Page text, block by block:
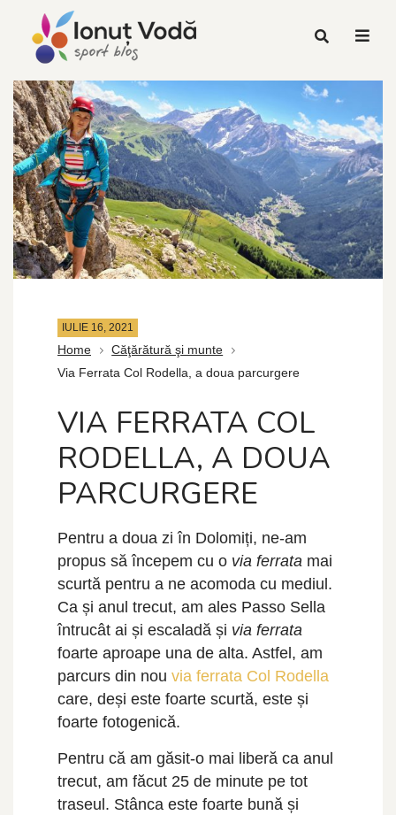
IULIE 16, 2021
Home
Căţărătură şi munte
Via Ferrata Col Rodella, a doua parcurgere
VIA FERRATA COL
RODELLA, A DOUA
PARCURGERE
Pentru a doua zi în Dolomiți, ne-am
propus să începem cu o via ferrata mai
scurtă pentru a ne acomoda cu mediul.
Ca și anul trecut, am ales Passo Sella
întrucât ai și escaladă și via ferrata
foarte aproape una de alta. Astfel, am
parcurs din nou via ferrata Col Rodella
care, deși este foarte scurtă, este și
foarte fotogenică.
Pentru că am găsit-o mai liberă ca anul
trecut, am făcut 25 de minute pe tot
traseul. Stânca este foarte bună și